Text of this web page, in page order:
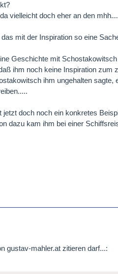
vielleicht doch eher an den
mit der Inspiration so eine
Geschichte mit
ihm noch keine Inspiration zum
ihm ungehalten sagte,
jetzt doch noch ein konkretes
dazu kam ihm bei einer
gustav-mahler.at zitieren darf...: